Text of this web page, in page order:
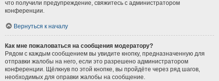
что получили предупреждение, свяжитесь с администратором
конференции.
Вернуться к началу
Как мне пожаловаться на сообщения модератору?
Рядом с каждым сообщением вы увидите кнопку, предназначенную для
отправки жалобы на него, если это разрешено администратором
конференции. Щёлкнув по этой кнопке, вы пройдёте через ряд шагов,
необходимых для оправки жалобы на сообщение.